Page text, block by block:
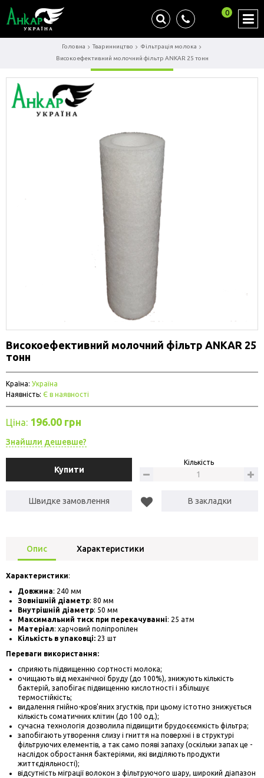
0
Головна Тваринництво
Фільтрація молока
Високоефективний молочний фільтр ANKAR 25 тонн
Високоефективний молочний фільтр ANKAR 25
тонн
Країна: Україна
Наявність: Є в наявності
Ціна: 196.00 грн
Знайшли дешевше?
Купити
Кількість
Швидке замовлення В закладки
Опис Характеристики
Характеристики:
Довжина: 240 мм
Зовнішній діаметр: 80 мм
Внутрішній діаметр: 50 мм
Максимальний тиск при перекачуванні: 25 атм
Матеріал: харчовий поліпропілен
Кількість в упаковці: 23 шт
Переваги використання:
сприяють підвищенню сортності молока;
очищають від механічної бруду (до 100%), знижують кількість
бактерій, запобігає підвищенню кислотності і збільшує
термостійкість;
видалення гнійно-кров'яних згустків, при цьому істотно знижується
кількість соматичних клітин (до 100 од.);
сучасна технологія дозволила підвищити брудоєєємкість фільтра;
запобігають утворення слизу і гниття на поверхні і в структурі
фільтруючих елементів, а так само появі запаху (оскільки запах це -
наслідок обростання бактеріями, які виділяють продукти
життєдіяльності);
відсутність міграції волокон з фільтруючого шару, широкий діапазон